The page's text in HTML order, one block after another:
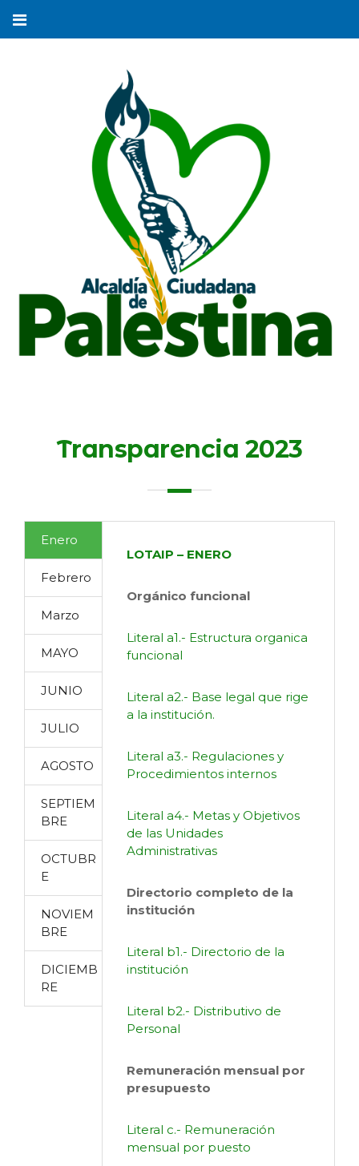
Transparencia 2023
Enero
Febrero
Marzo
MAYO
JUNIO
JULIO
AGOSTO
SEPTIEM
BRE
OCTUBR
E
NOVIEM
BRE
DICIEMB
RE
LOTAIP – ENERO
Orgánico funcional
Literal a1.- Estructura organica
funcional
Literal a2.- Base legal que rige
a la institución.
Literal a3.- Regulaciones y
Procedimientos internos
Literal a4.- Metas y Objetivos
de las Unidades
Administrativas
Directorio completo de la
institución
Literal b1.- Directorio de la
institución
Literal b2.- Distributivo de
Personal
Remuneración mensual por
presupuesto
Literal c.- Remuneración
mensual por puesto